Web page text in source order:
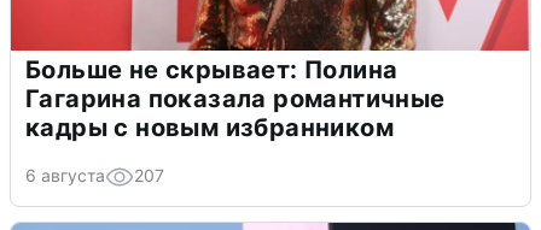
Больше не скрывает: Полина
Гагарина показала романтичные
кадры с новым избранником
6 августа 207